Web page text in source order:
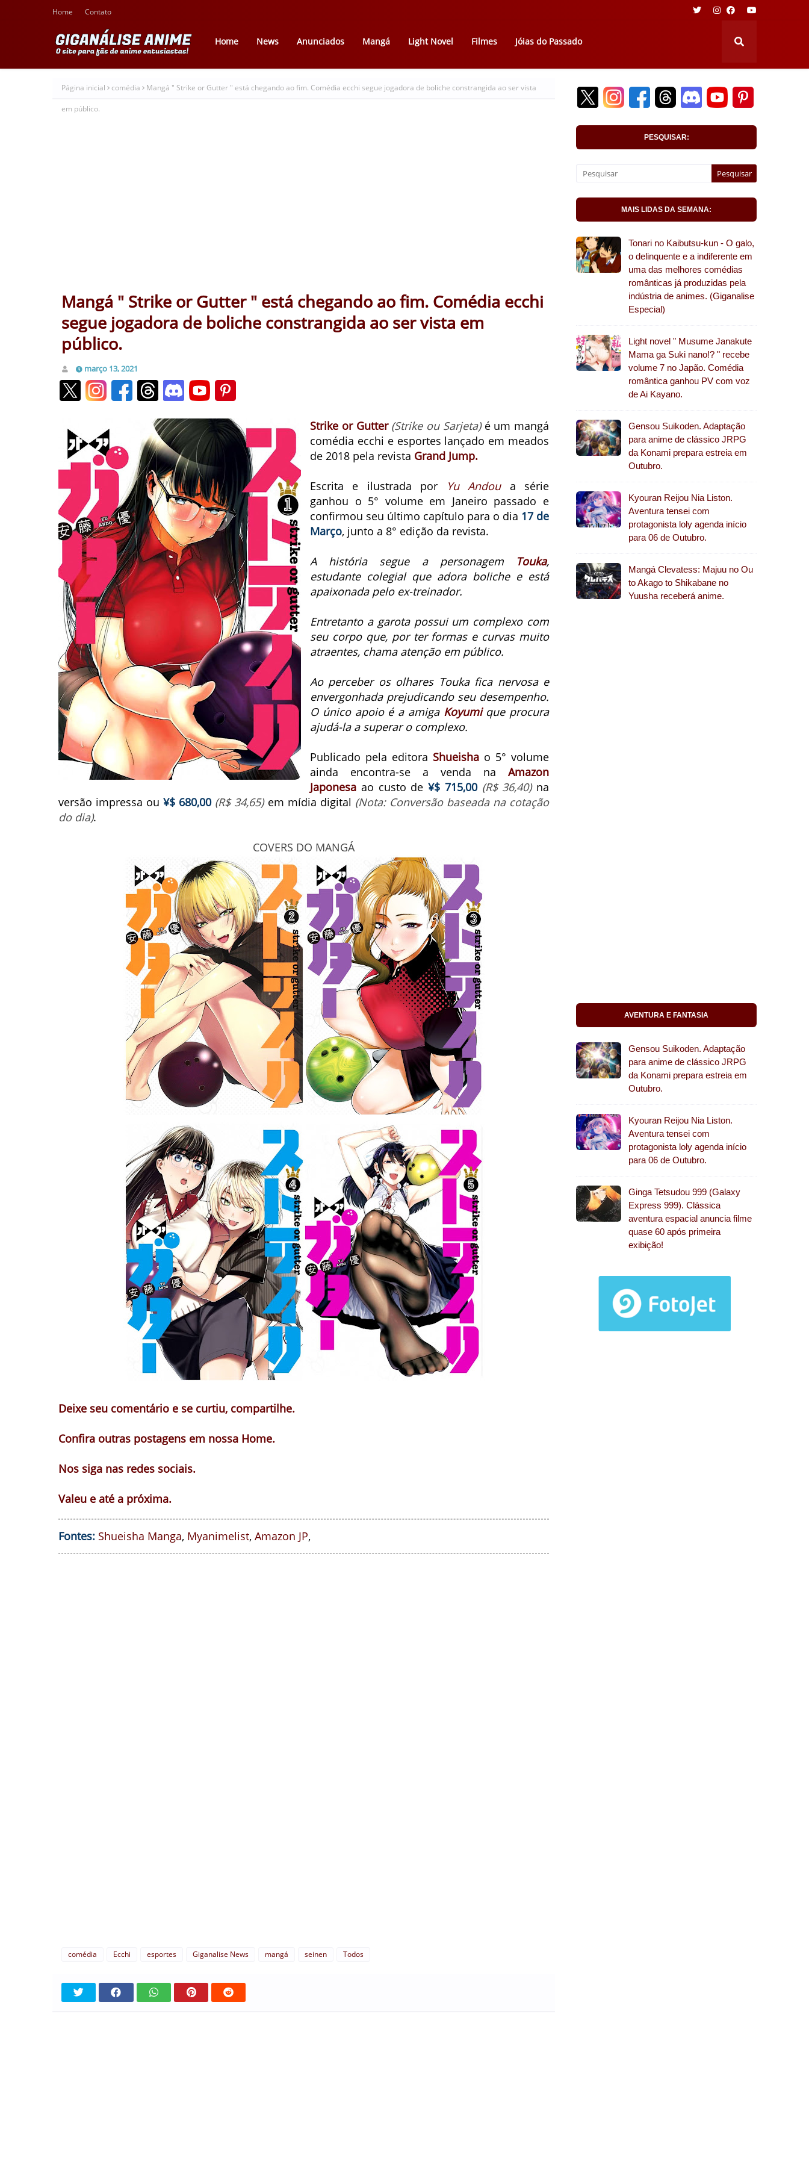
Home Contato
Home News Anunciados Mangá Light Novel Filmes Jóias do Passado
Página inicial comédia Mangá " Strike or Gutter " está chegando ao fim. Comédia ecchi segue jogadora de boliche constrangida ao ser vista
em público.
Mangá " Strike or Gutter " está chegando ao fim. Comédia ecchi
segue jogadora de boliche constrangida ao ser vista em
público.
março 13, 2021
Strike or Gutter (Strike ou Sarjeta)é um mangá
comédia ecchi e esportes lançado em meados
de 2018 pela revista Grand Jump.
Escrita e ilustrada por Yu Andoua série
ganhou o 5° volume em Janeiro passado e
confirmou seu último capítulo para o dia 17 de
Março, junto a 8° edição da revista.
A história segue a personagem Touka,
estudante colegial que adora boliche e está
apaixonada pelo ex-treinador.
Entretanto a garota possui um complexo com
seu corpo que, por ter formas e curvas muito
atraentes, chama atenção em público.
Ao perceber os olhares Touka fica nervosa e
envergonhada prejudicando seu desempenho.
O único apoio é a amiga Koyumique procura
ajudá-la a superar o complexo.
Publicado pela editora Shueisha o 5° volume
ainda encontra-se a venda na Amazon
Japonesa ao custo de ¥$ 715,00 (R$ 36,40) na
versão impressa ou¥$ 680,00(R$ 34,65)em mídia digital (Nota: Conversão baseada na cotação
do dia).
COVERS DO MANGÁ
Deixe seu comentário e se curtiu, compartilhe.
Confira outras postagens em nossa Home.
Nos siga nas redes sociais.
Valeu e até a próxima.
Fontes: Shueisha Manga, Myanimelist, Amazon JP,
comédia Ecchi esportes Giganalise News mangá seinen Todos
PESQUISAR:
MAIS LIDAS DA SEMANA:
Tonari no Kaibutsu-kun - O galo,
o delinquente e a indiferente em
uma das melhores comédias
românticas já produzidas pela
indústria de animes. (Giganalise
Especial)
Light novel " Musume Janakute
Mama ga Suki nano!? " recebe
volume 7 no Japão. Comédia
romântica ganhou PV com voz
de Ai Kayano.
Gensou Suikoden. Adaptação
para anime de clássico JRPG
da Konami prepara estreia em
Outubro.
Kyouran Reijou Nia Liston.
Aventura tensei com
protagonista loly agenda início
para 06 de Outubro.
Mangá Clevatess: Majuu no Ou
to Akago to Shikabane no
Yuusha receberá anime.
AVENTURA E FANTASIA
Gensou Suikoden. Adaptação
para anime de clássico JRPG
da Konami prepara estreia em
Outubro.
Kyouran Reijou Nia Liston.
Aventura tensei com
protagonista loly agenda início
para 06 de Outubro.
Ginga Tetsudou 999 (Galaxy
Express 999). Clássica
aventura espacial anuncia filme
quase 60 após primeira
exibição!